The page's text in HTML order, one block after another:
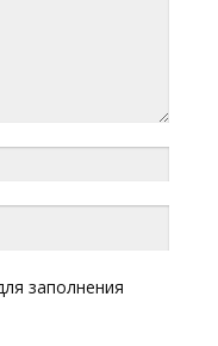
заполнения